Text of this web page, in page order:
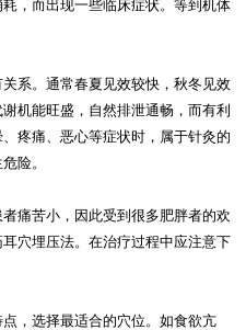
，而出现一些临床症状。等到机体
。通常春夏见效较快，秋冬见效
机能旺盛，自然排泄通畅，而有利
疼痛、恶心等症状时，属于针灸的
险。
苦小，因此受到很多肥胖者的欢
穴埋压法。在治疗过程中应注意下
选择最适合的穴位。如食欲亢